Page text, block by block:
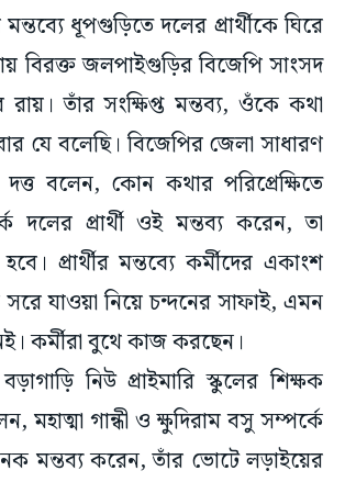
ধূপগুড়িতে দলের প্রার্থীকে ঘিরে
বিরক্ত জলপাইগুড়ির বিজেপি সাংসদ
তাঁর সংক্ষিপ্ত মন্তব্য, ওঁকে কথা
যে বলেছি। বিজেপির জেলা সাধারণ
বলেন, কোন কথার পরিপ্রেক্ষিতে
দলের প্রার্থী ওই মন্তব্য করেন, তা
প্রার্থীর মন্তব্যে কর্মীদের একাংশ
যাওয়া নিয়ে চন্দনের সাফাই, এমন
কর্মীরা বুথে কাজ করছেন।
নিউ প্রাইমারি স্কুলের শিক্ষক
মহাত্মা গান্ধী ও ক্ষুদিরাম বসু সম্পর্কে
মন্তব্য করেন, তাঁর ভোটে লড়াইয়ের